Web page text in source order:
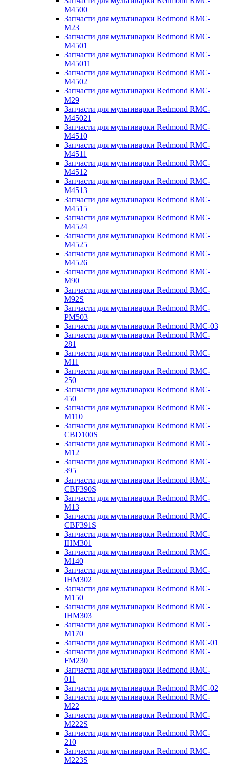
M4500
Запчасти для мультиварки Redmond RMC-
M23
Запчасти для мультиварки Redmond RMC-
M4501
Запчасти для мультиварки Redmond RMC-
M45011
Запчасти для мультиварки Redmond RMC-
M4502
Запчасти для мультиварки Redmond RMC-
M29
Запчасти для мультиварки Redmond RMC-
M45021
Запчасти для мультиварки Redmond RMC-
M4510
Запчасти для мультиварки Redmond RMC-
M4511
Запчасти для мультиварки Redmond RMC-
M4512
Запчасти для мультиварки Redmond RMC-
M4513
Запчасти для мультиварки Redmond RMC-
M4515
Запчасти для мультиварки Redmond RMC-
M4524
Запчасти для мультиварки Redmond RMC-
M4525
Запчасти для мультиварки Redmond RMC-
M4526
Запчасти для мультиварки Redmond RMC-
M90
Запчасти для мультиварки Redmond RMC-
M92S
Запчасти для мультиварки Redmond RMC-
PM503
Запчасти для мультиварки Redmond RMC-03
Запчасти для мультиварки Redmond RMC-
281
Запчасти для мультиварки Redmond RMC-
M11
Запчасти для мультиварки Redmond RMC-
250
Запчасти для мультиварки Redmond RMC-
450
Запчасти для мультиварки Redmond RMC-
M110
Запчасти для мультиварки Redmond RMC-
CBD100S
Запчасти для мультиварки Redmond RMC-
M12
Запчасти для мультиварки Redmond RMC-
395
Запчасти для мультиварки Redmond RMC-
CBF390S
Запчасти для мультиварки Redmond RMC-
M13
Запчасти для мультиварки Redmond RMC-
CBF391S
Запчасти для мультиварки Redmond RMC-
IHM301
Запчасти для мультиварки Redmond RMC-
M140
Запчасти для мультиварки Redmond RMC-
IHM302
Запчасти для мультиварки Redmond RMC-
M150
Запчасти для мультиварки Redmond RMC-
IHM303
Запчасти для мультиварки Redmond RMC-
M170
Запчасти для мультиварки Redmond RMC-01
Запчасти для мультиварки Redmond RMC-
FM230
Запчасти для мультиварки Redmond RMC-
011
Запчасти для мультиварки Redmond RMC-02
Запчасти для мультиварки Redmond RMC-
M22
Запчасти для мультиварки Redmond RMC-
M222S
Запчасти для мультиварки Redmond RMC-
210
Запчасти для мультиварки Redmond RMC-
M223S